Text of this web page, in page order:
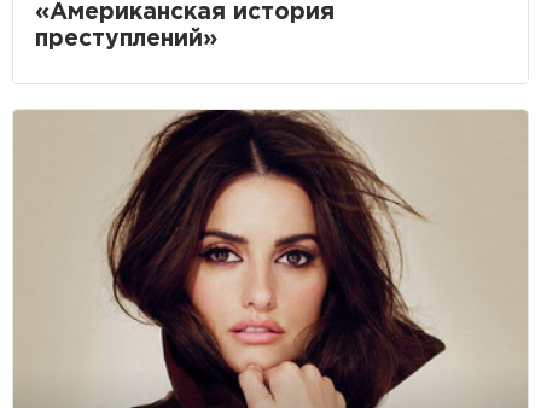
«Американская история
преступлений»